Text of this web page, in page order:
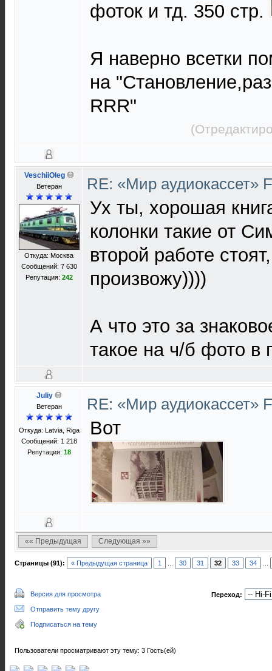
фоток и тд. 350 стр.
Я наверно всетки
на
RRR"
VeschiiOleg
Ветеран
Откуда: Москва
Сообщений: 7 630
Репутация: 242
RE: «Мир аудиокассет»
Ух ты, хорошая
колонки такие от
второй работе
произвожу))))
А что это за
такое на ч/б фото в
Juliy
Ветеран
Откуда: Latvia, Riga
Сообщений: 1 218
Репутация: 18
RE: «Мир аудиокассет»
Вот
«« Предыдущая Следующая »»
Страницы (91): « Предыдущая страница 1 30 31 32 33 34
Версия для просмотра
Отправить тему другу
Подписаться на тему
Переход:
Пользователи просматривают эту тему: 3 Гость(ей)